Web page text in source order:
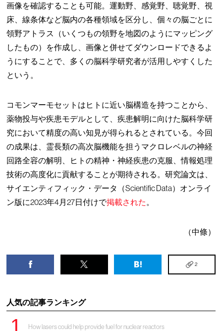
画像を確認することも可能。運動野、感覚野、聴覚野、視
床、線条体など脳内の各種領域を区分し、個々の脳ごとに
領野アトラス（いくつもの領野を地図のようにマッピング
したもの）を作成し、画像と併せてダウンロードできるよ
うにすることで、多くの脳科学研究者が活用しやすくした
という。
コモンマーモセットはヒトに近い脳構造を持つことから、
薬物投与や疾患モデルとして、疾患解明に向けた脳科学研
究において精度の高い知見が得られるとされている。今回
の成果は、霊長類の高次脳機能を担うマクロレベルの神経
回路全容の解明、ヒトの精神・神経疾患の克服、情報処理
技術の高度化に貢献することが期待される。研究論文は、
サイエンティフィック・データ（Scientific Data）オンライ
ン版に2023年4月27日付けで掲載された 。
（中條）
2
人気の記事ランキング
How lasers could help provide fuel for nuclear reactors